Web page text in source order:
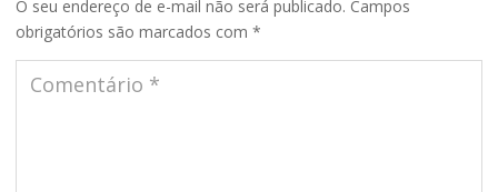
O seu endereço de e-mail não será publicado. Campos
obrigatórios são marcados com *